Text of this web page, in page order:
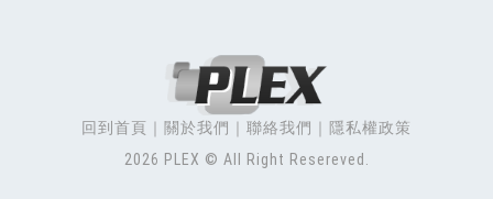
回到首頁 關於我們 聯絡我們
隱私權政策
2026 PLEX © All Right Resereved.